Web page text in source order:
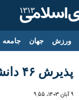
ورزش جهان جامعه
پذیرش ۴۶ دانشجو در مرکز آموزش علمی و کاربردی هلال احمر قزوین
۹ آبان ۱۴۰۳، ۹:۵۵